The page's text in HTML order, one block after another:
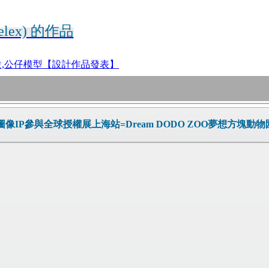
的作品
仔模型【設計作品發表】
像IP參與全球授權展上海站=Dream DODO ZOO夢想方塊動物